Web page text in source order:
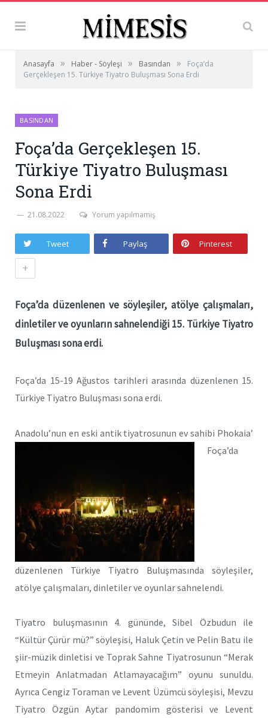
Anasayfa » Haber - Söyleşi » Basından »
Foça’da
Gerçekleşen 15. Türkiye Tiyatro Buluşması Sona Erdi
BASINDAN
Foça’da Gerçekleşen 15.
Türkiye Tiyatro Buluşması
Sona Erdi
21.08.2022 Yorum yapılmamış
Tweet Paylaş Pinterest
+
Foça’da düzenlenen ve söyleşiler, atölye çalışmaları,
dinletiler ve oyunların sahnelendiği 15. Türkiye Tiyatro
Buluşması sona erdi.
Foça’da 15-19 Ağustos tarihleri arasında düzenlenen 15.
Türkiye Tiyatro Buluşması sona erdi.
Anadolu’nun en eski antik tiyatrosunun ev sahibi Phokaia’
Foça’da
düzenlenen Türkiye Tiyatro Buluşmasında söyleşiler,
atölye çalışmaları, dinletiler ve oyunlar sahnelendi.
Tiyatro buluşmasının 4. gününde, Sibel Özbudun ile
“Kültür Çürür mü?” söyleşisi, Haluk Çetin ve Pelin Batu ile
şiir-müzik dinletisi ve Toprak Sahne Tiyatrosunun “Merak
Etmeyin Anlatmadan Atlamayacağım” oyunu sunuldu.
Ayrıca Cengiz Toraman ve Levent Üzümcü söyleşisi, Mevzu
Tiyatro Özgün Aytar pandomim gösterisi ve Levent